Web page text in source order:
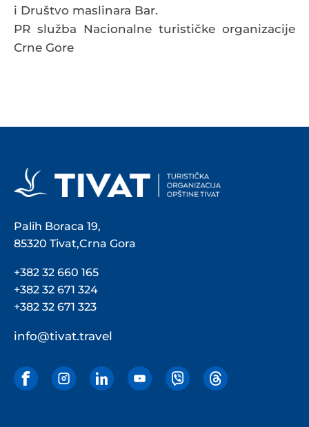
i Društvo maslinara Bar.
PR služba Nacionalne turističke organizacije
Crne Gore
Palih Boraca 19,
85320 Tivat,Crna Gora
+382 32 660 165
+382 32 671 324
+382 32 671 323
info@tivat.travel